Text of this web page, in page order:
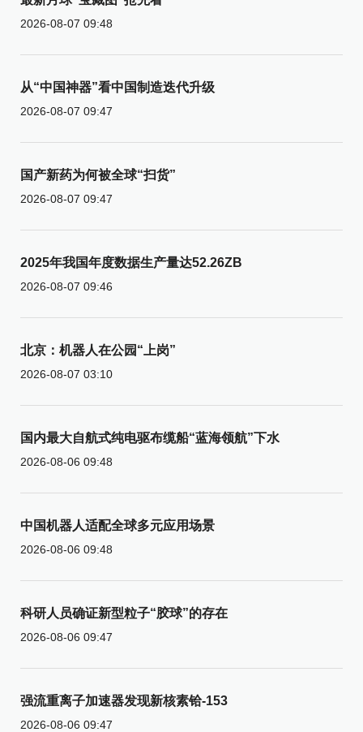
2026-08-07 09:48
从“中国神器”看中国制造迭代升级
2026-08-07 09:47
国产新药为何被全球“扫货”
2026-08-07 09:47
2025年我国年度数据生产量达52.26ZB
2026-08-07 09:46
北京：机器人在公园“上岗”
2026-08-07 03:10
国内最大自航式纯电驱布缆船“蓝海领航”下水
2026-08-06 09:48
中国机器人适配全球多元应用场景
2026-08-06 09:48
科研人员确证新型粒子“胶球”的存在
2026-08-06 09:47
强流重离子加速器发现新核素铪-153
2026-08-06 09:47